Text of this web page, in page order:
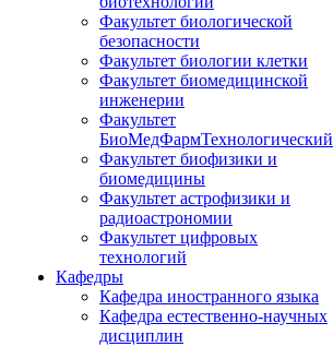
Факультет биологической
безопасности
Факультет биологии клетки
Факультет биомедицинской
инженерии
Факультет
БиоМедФармТехнологический
Факультет биофизики и
биомедицины
Факультет астрофизики и
радиоастрономии
Факультет цифровых
технологий
Кафедры
Кафедра иностранного языка
Кафедра естественно-научных
дисциплин